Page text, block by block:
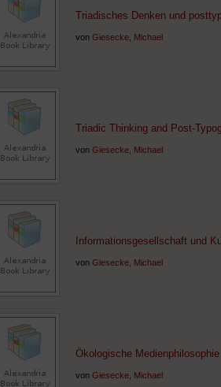
Triadisches Denken und
von Giesecke, Michael
Triadic Thinking and Post-
von Giesecke, Michael
Informationsgesellschaft und
von Giesecke, Michael
Ökologische
von Giesecke, Michael